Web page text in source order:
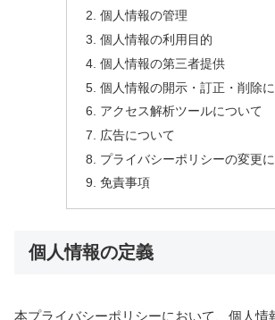
個人情報の管理
個人情報の利用目的
個人情報の第三者提供
個人情報の開示・訂正・削除
アクセス解析ツールについて
広告について
プライバシーポリシーの変更
免責事項
個人情報の定義
本プライバシーポリシーにおいて、個人情